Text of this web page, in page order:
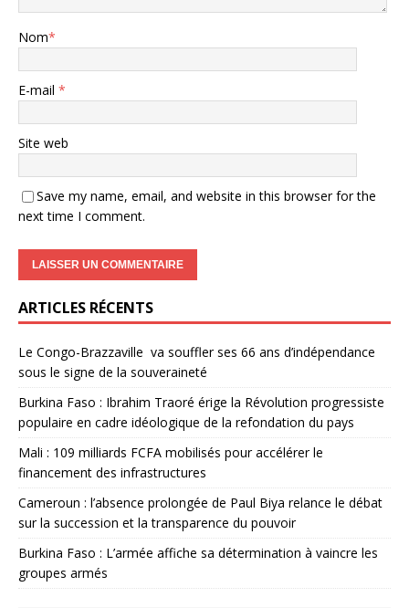
Nom*
E-mail *
Site web
Save my name, email, and website in this browser for the
next time I comment.
ARTICLES RÉCENTS
Le Congo-Brazzaville va souffler ses 66 ans d’indépendance
sous le signe de la souveraineté
Burkina Faso : Ibrahim Traoré érige la Révolution progressiste
populaire en cadre idéologique de la refondation du pays
Mali : 109 milliards FCFA mobilisés pour accélérer le
financement des infrastructures
Cameroun : l’absence prolongée de Paul Biya relance le débat
sur la succession et la transparence du pouvoir
Burkina Faso : L’armée affiche sa détermination à vaincre les
groupes armés